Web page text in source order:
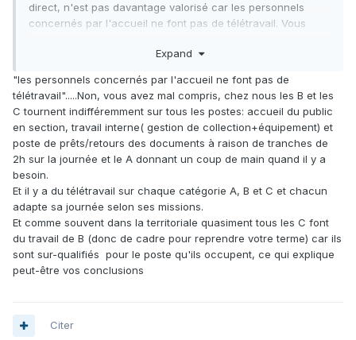
direct, n'est pas davantage valorisé car les personnels
concernés par l'accueil ne font pas de télétravail. Vous
que les cadres ne reçoivent pas le public en direct. Ce qui
automatique de qualité du service "direct" en cas de baisse
des effectifs en présentiel. Et d'où l'abandon de cette
pratique.
Expand
"les personnels concernés par l'accueil ne font pas de
télétravail".....Non, vous avez mal compris, chez nous les B et les
C tournent indifféremment sur tous les postes: accueil du public
en section, travail interne( gestion de collection+équipement) et
poste de prêts/retours des documents à raison de tranches de
2h sur la journée et le A donnant un coup de main quand il y a
besoin.
Et il y a du télétravail sur chaque catégorie A, B et C et chacun
adapte sa journée selon ses missions.
Et comme souvent dans la territoriale quasiment tous les C font
du travail de B (donc de cadre pour reprendre votre terme) car ils
sont sur-qualifiés pour le poste qu'ils occupent, ce qui explique
peut-être vos conclusions
Citer